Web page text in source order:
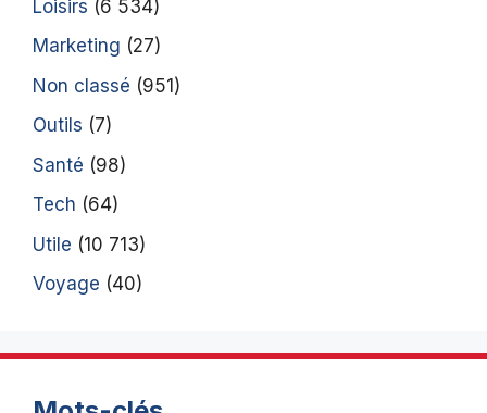
Loisirs (6 534)
Marketing (27)
Non classé (951)
Outils (7)
Santé (98)
Tech (64)
Utile (10 713)
Voyage (40)